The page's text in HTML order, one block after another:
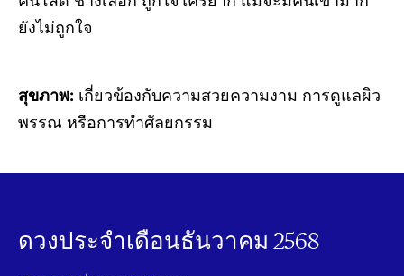
ยังไม่ถูกใจ
สุขภาพ: เกี่ยวข้องกับความสวยความงาม การดูแลผิว
พรรณ หรือการทำศัลยกรรม
ดวงประจำเดือนธันวาคม 2568